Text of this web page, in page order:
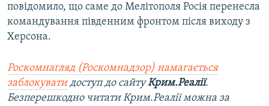
повідомило, що саме до Мелітополя Росія перенесла
командування південним фронтом після виходу з
Херсона.
Роскомнагляд (Роскомнадзор) намагається
заблокуватидоступ до сайтуКрим.Реалії.
Безперешкодно читати Крим.Реалії можна за